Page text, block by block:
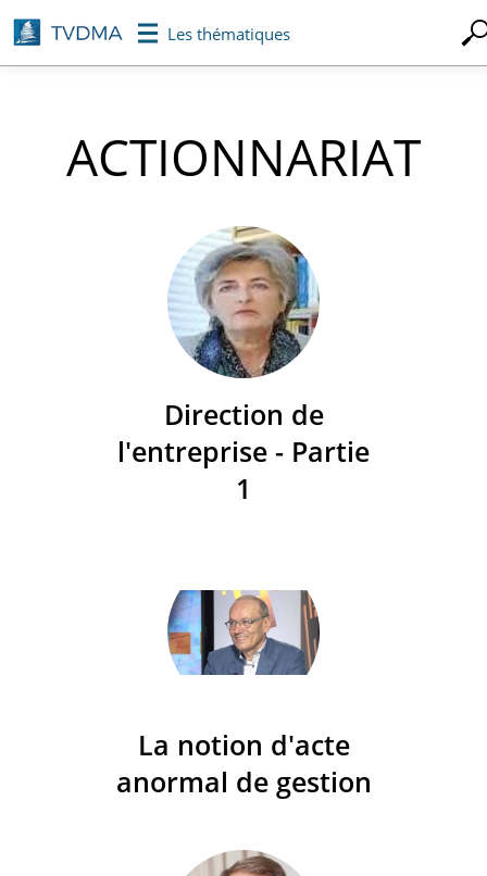
Aller
au
contenu
Les thématiques
ACTIONNARIAT
Direction de
l'entreprise - Partie
1
La notion d'acte
anormal de gestion